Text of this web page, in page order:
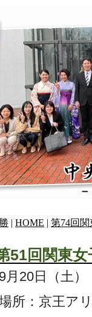
| HOME | 第74回
51回関東
9月20日（土）
所：京王ア